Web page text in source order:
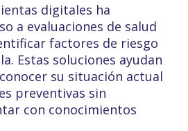
digitales ha
a evaluaciones de salud
factores de riesgo
Estas soluciones ayudan
su situación actual
preventivas sin
con conocimientos